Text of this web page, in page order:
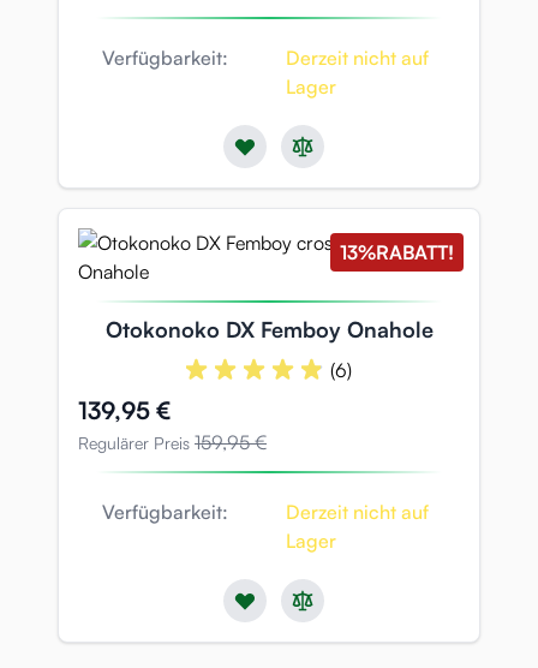
Verfügbarkeit:
Derzeit nicht auf
Lager
13%RABATT!
Otokonoko DX Femboy Onahole
(6)
Sonderpreis
139,95 €
Regulärer Preis 159,95 €
Verfügbarkeit:
Derzeit nicht auf
Lager